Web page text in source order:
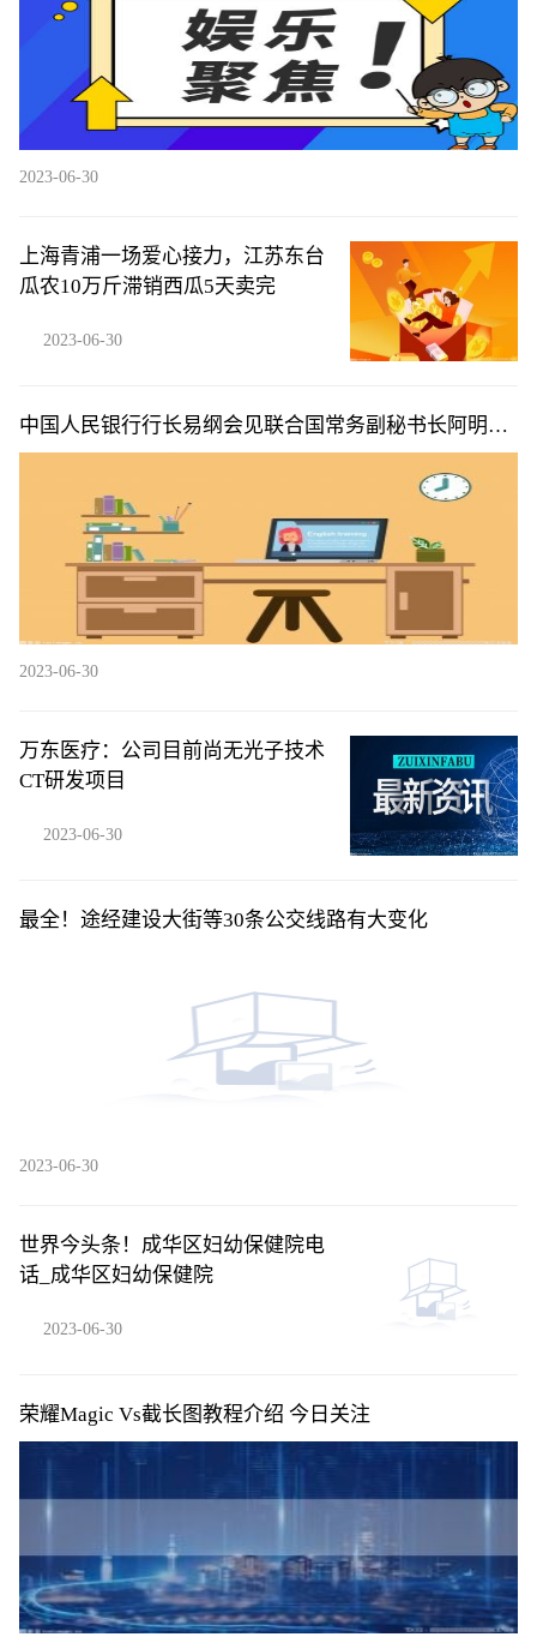
2023-06-30
上海青浦一场爱心接力，江苏东台
瓜农10万斤滞销西瓜5天卖完
2023-06-30
中国人民银行行长易纲会见联合国常务副秘书长阿明娜·
穆罕默德|天天简讯
2023-06-30
万东医疗：公司目前尚无光子技术
CT研发项目
2023-06-30
最全！途经建设大街等30条公交线路有大变化
2023-06-30
世界今头条！成华区妇幼保健院电
话_成华区妇幼保健院
2023-06-30
荣耀Magic Vs截长图教程介绍 今日关注